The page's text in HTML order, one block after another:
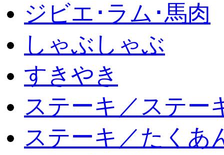
ジビエ･ラム･馬肉
しゃぶしゃぶ
すきやき
ステーキ／ステー
ステーキ／たくあ